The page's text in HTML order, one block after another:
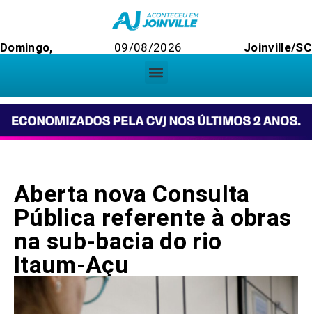
Domingo, 09/08/2026 Joinville/SC
Aberta nova Consulta
Pública referente à obras
na sub-bacia do rio
Itaum-Açu